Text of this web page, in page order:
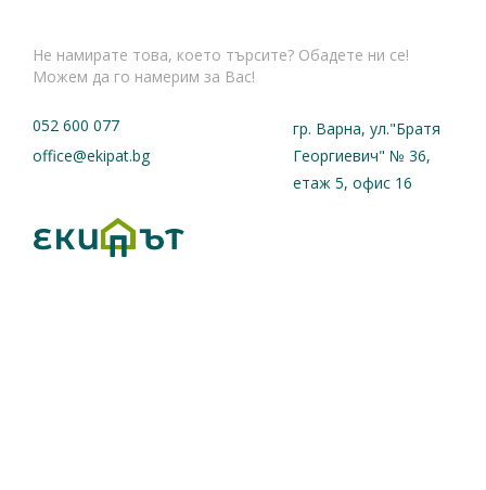
Не намирате това, което търсите? Обадете ни се!
Можем да го намерим за Вас!
052 600 077
office@ekipat.bg
гр. Варна, ул."Братя
Георгиевич" № 36,
етаж 5, офис 16